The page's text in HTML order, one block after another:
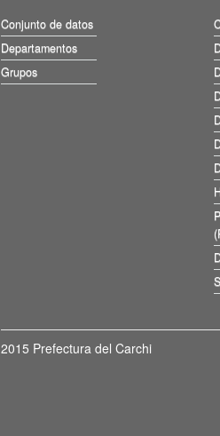
Conjunto de datos
Departamentos
Grupos
2015 Prefectura del Carchi